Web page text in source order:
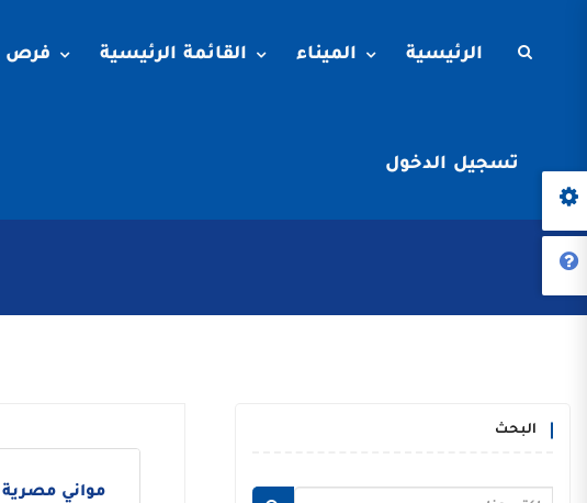
الرئيسية الميناء القائمة الرئيسية فرص
تسجيل الدخول
البحث
مواني مصرية